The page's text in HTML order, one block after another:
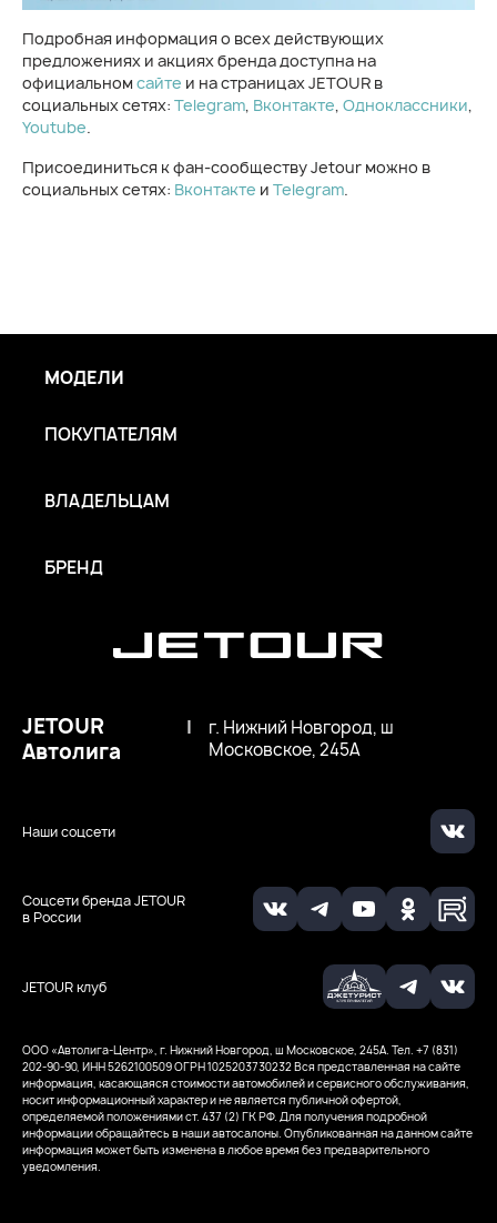
Подробная информация о всех действующих
предложениях и акциях бренда доступна на
официальномсайте и на страницах JETOUR в
социальных сетях: Telegram, Вконтакте, Одноклассники,
Youtube.
Присоединиться к фан-сообществу Jetour можно в
социальных сетях: Вконтакте и Telegram.
JETOUR клуб
Соцсети бренда JETOUR
в России
Наши соцсети
JETOUR
Автолига
|
г. Нижний Новгород, ш
Московское, 245А
МОДЕЛИ
ПОКУПАТЕЛЯМ
ВЛАДЕЛЬЦАМ
БРЕНД
ООО «Автолига-Центр», г. Нижний Новгород, ш Московское, 245А. Тел. +7 (831)
202-90-90, ИНН 5262100509ОГРН 1025203730232Вся представленная на сайте
информация, касающаяся стоимости автомобилей и сервисного обслуживания,
носит информационный характер и не является публичной офертой,
определяемой положениями ст. 437 (2) ГК РФ. Для получения подробной
информации обращайтесь в наши автосалоны. Опубликованная на данном сайте
информация может быть изменена в любое время без предварительного
уведомления.